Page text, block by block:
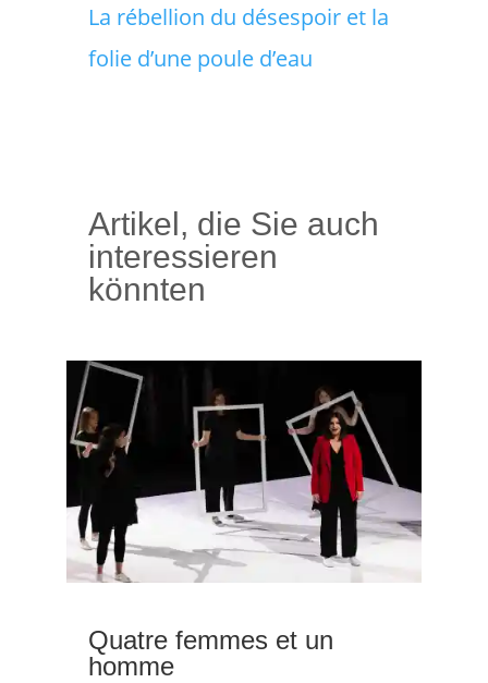
La rébellion du désespoir et la
folie d’une poule d’eau
Artikel, die Sie auch
interessieren
könnten
Quatre femmes et un
homme